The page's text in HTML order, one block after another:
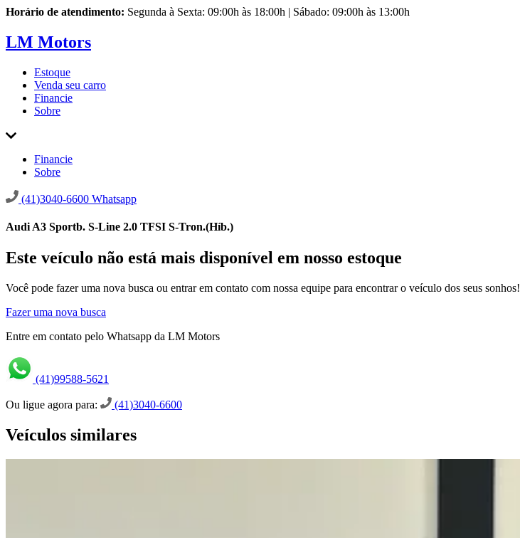
Horário de atendimento: Segunda à Sexta: 09:00h às 18:00h | Sábado: 09:00h às 13:00h
LM Motors
Estoque
Venda seu carro
Financie
Sobre
Financie
Sobre
(41)3040-6600 Whatsapp
Audi A3 Sportb. S-Line 2.0 TFSI S-Tron.(Híb.)
Este veículo não está mais disponível em nosso estoque
Você pode fazer uma nova busca ou entrar em contato com nossa equipe para encontrar o veículo dos seus sonhos!
Fazer uma nova busca
Entre em contato pelo Whatsapp da LM Motors
(41)99588-5621
Ou ligue agora para: (41)3040-6600
Veículos similares